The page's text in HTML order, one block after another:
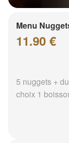
Menu
11.90 €
5 nuggets +
choix 1